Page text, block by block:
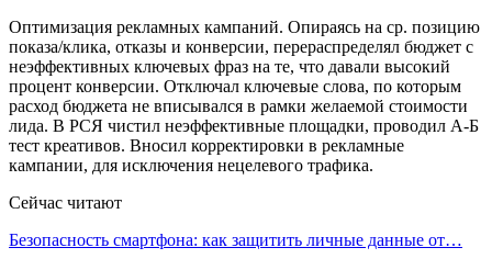
Оптимизация рекламных кампаний. Опираясь на ср. позицию
показа/клика, отказы и конверсии, перераспределял бюджет с
неэффективных ключевых фраз на те, что давали высокий
процент конверсии. Отключал ключевые слова, по которым
расход бюджета не вписывался в рамки желаемой стоимости
лида. В РСЯ чистил неэффективные площадки, проводил А-Б
тест креативов. Вносил корректировки в рекламные
кампании, для исключения нецелевого трафика.
Сейчас читают
Безопасность смартфона: как защитить личные данные от…